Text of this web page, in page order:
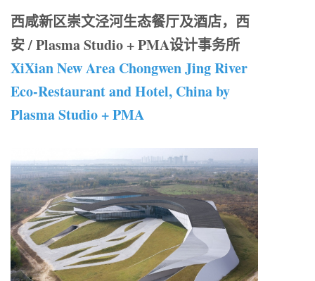
西咸新区崇文泾河生态餐厅及酒店，西
安 / Plasma Studio + PMA设计事务所
XiXian New Area Chongwen Jing River
Eco-Restaurant and Hotel, China by
Plasma Studio + PMA